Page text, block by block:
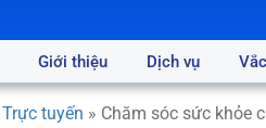
Giới thiệu Dịch vụ
Trực tuyến » Chăm sóc sức khỏe